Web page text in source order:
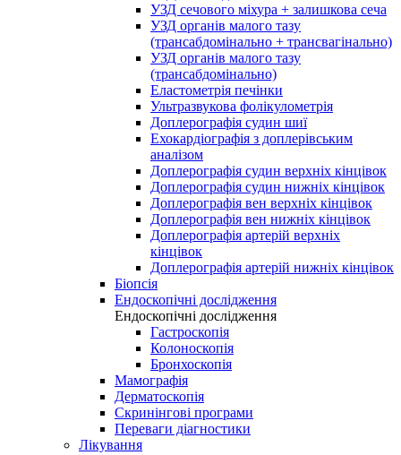
УЗД сечового міхура + залишкова сеча
УЗД органів малого тазу
(трансабдомінально + трансвагінально)
УЗД органів малого тазу
(трансабдомінально)
Еластометрія печінки
Ультразвукова фолікулометрія
Доплерографія судин шиї
Ехокардіографія з доплерівським
аналізом
Доплерографія судин верхніх кінцівок
Доплерографія судин нижніх кінцівок
Доплерографія вен верхніх кінцівок
Доплерографія вен нижніх кінцівок
Доплерографія артерій верхніх
кінцівок
Доплерографія артерій нижніх кінцівок
Біопсія
Ендоскопічні дослідження
Ендоскопічні дослідження
Гастроскопія
Колоноскопія
Бронхоскопія
Мамографія
Дерматоскопія
Скринінгові програми
Переваги діагностики
Лікування